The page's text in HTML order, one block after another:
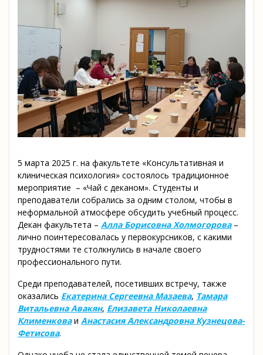
5 марта 2025 г. на факультете «Консультативная и
клиническая психология» состоялось традиционное
мероприятие – «Чай с деканом». Студенты и
преподаватели собрались за одним столом, чтобы в
неформальной атмосфере обсудить учебный процесс.
Декан факультета – Алла Борисовна Холмогорова–
лично поинтересовалась у первокурсников, с какими
трудностями те столкнулись в начале своего
профессионального пути.
Среди преподавателей, посетивших встречу, также
оказались Екатерина Сергеевна Мазаева, Тамара
Витальевна Авакян, Елизавета Николаевна
Клименковаи Анастасия Александровна Кузнецова-
Фетисова.